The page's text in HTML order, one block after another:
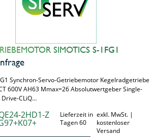
SIMOTICS S-1FG1
Synchron-Servo-Getriebemotor Kegelradgetriebe
600V AH63 Mmax=26 Absolutwertgeber Single-
CLiQ…
2HD1-Z
Lieferzeit in
Tagen 60
exkl. MwSt. |
kostenloser
Versand